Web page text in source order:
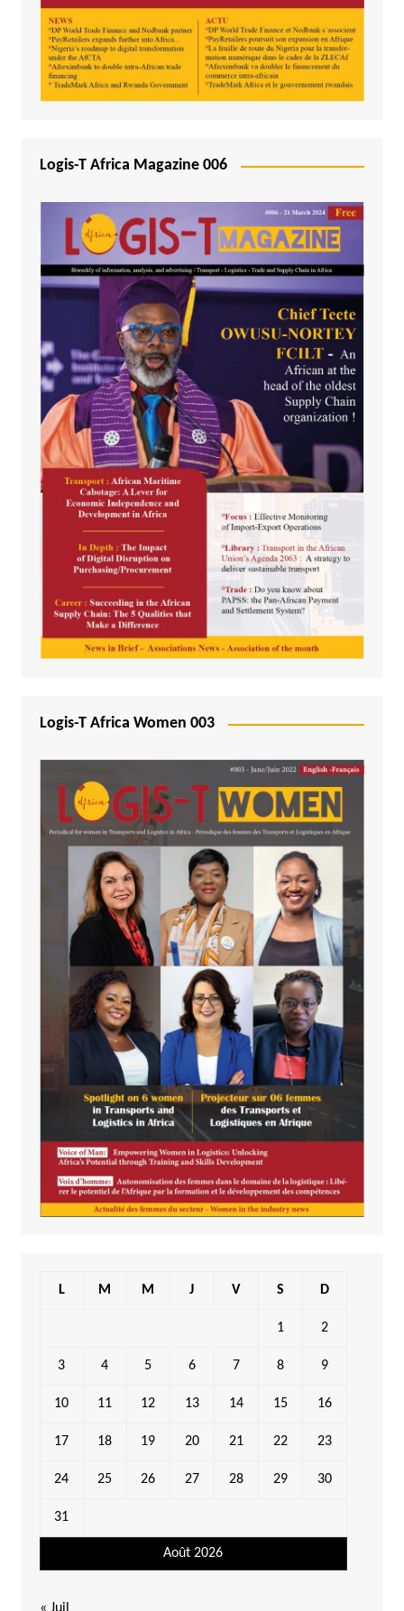
Logis-T Africa Magazine 006
Logis-T Africa Women 003
Août 2026
L M M J V S D
1 2
3 4 5 6 7 8 9
10 11 12 13 14 15 16
17 18 19 20 21 22 23
24 25 26 27 28 29 30
31